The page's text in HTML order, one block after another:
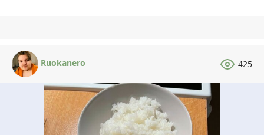
Ruokanero 425